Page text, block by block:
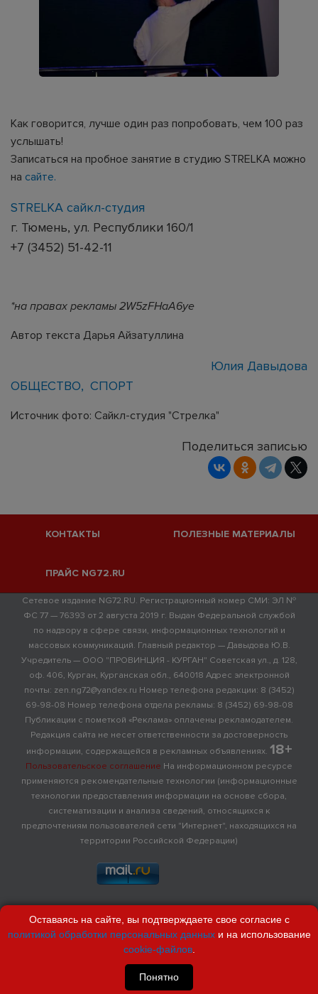
Как говорится, лучше один раз попробовать, чем 100 раз
услышать!
Записаться на пробное занятие в студию STRELKA можно
на сайте.
STRELKA сайкл-студия
г. Тюмень, ул. Республики 160/1
+7 (3452) 51-42-11
*на правах рекламы 2W5zFHaA6ye
Автор текста Дарья Айзатуллина
Юлия Давыдова
ОБЩЕСТВО
СПОРТ
Источник фото: Сайкл-студия "Стрелка"
Поделиться записью
КОНТАКТЫ ПОЛЕЗНЫЕ МАТЕРИАЛЫ
ПРАЙС NG72.RU
Сетевое издание NG72.RU. Регистрационный номер СМИ: ЭЛ №
ФС 77 — 76393 от 2 августа 2019 г. Выдан Федеральной службой
по надзору в сфере связи, информационных технологий и
массовых коммуникаций. Главный редактор — Давыдова Ю.В.
Учредитель — ООО "ПРОВИНЦИЯ - КУРГАН" Советская ул., д. 128,
оф. 406, Курган, Курганская обл., 640018 Адрес электронной
почты: zen.ng72@yandex.ru Номер телефона редакции: 8 (3452)
69-98-08 Номер телефона отдела рекламы: 8 (3452) 69-98-08
Публикации с пометкой «Реклама» оплачены рекламодателем.
Редакция сайта не несет ответственности за достоверность
информации, содержащейся в рекламных объявлениях. 18+
Пользовательское соглашение На информационном ресурсе
применяются рекомендательные технологии (информационные
технологии предоставления информации на основе сбора,
систематизации и анализа сведений, относящихся к
предпочтениям пользователей сети "Интернет", находящихся на
территории Российской Федерации)
Оставаясь на сайте, вы подтверждаете свое согласие с
политикой обработки персональных данныхи на использование
cookie-файлов.
Понятно